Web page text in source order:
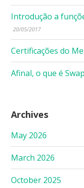
Introdução a
20/05/2017
Certificações do
Afinal, o que é
Archives
May 2026
March 2026
October 2025